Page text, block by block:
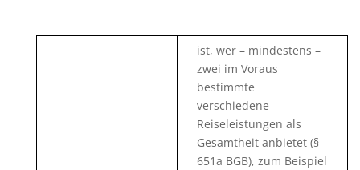
ist, wer – mindestens –
zwei im Voraus
bestimmte
verschiedene
Reiseleistungen als
Gesamtheit anbietet (§
651a BGB), zum Beispiel